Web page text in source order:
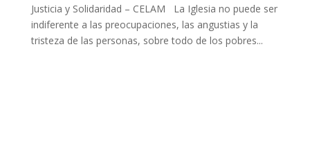
Justicia y Solidaridad – CELAM La Iglesia no puede ser
indiferente a las preocupaciones, las angustias y la
tristeza de las personas, sobre todo de los pobres...